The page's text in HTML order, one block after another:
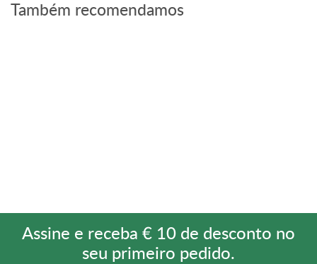
Também recomendamos
Assine e receba € 10 de desconto no
seu primeiro pedido.